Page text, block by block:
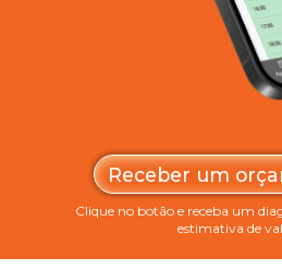
Receber um
Clique no botão e receba um
estimativa de